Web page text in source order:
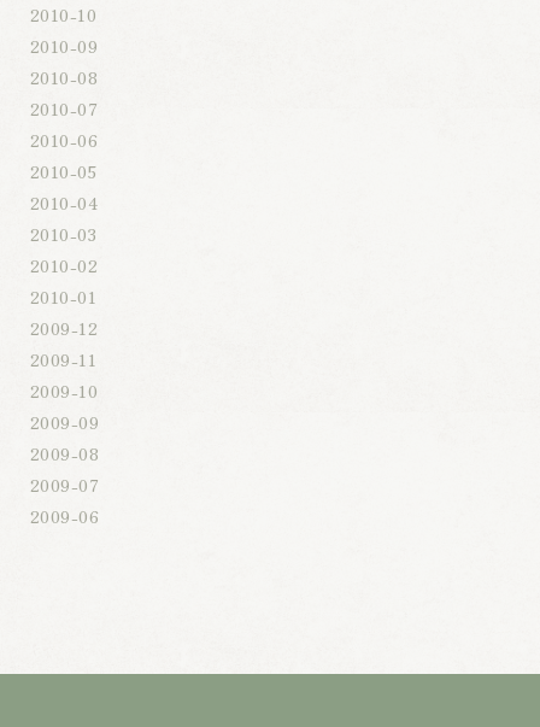
2010-10
2010-09
2010-08
2010-07
2010-06
2010-05
2010-04
2010-03
2010-02
2010-01
2009-12
2009-11
2009-10
2009-09
2009-08
2009-07
2009-06